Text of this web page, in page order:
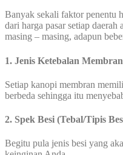
Banyak sekali faktor penentu
dari harga pasar setiap
masing – masing, adapun
1. Jenis Ketebalan Membran
Setiap kanopi membran
berbeda sehingga itu
2. Spek Besi (Tebal/Tipis
Begitu pula jenis besi yang